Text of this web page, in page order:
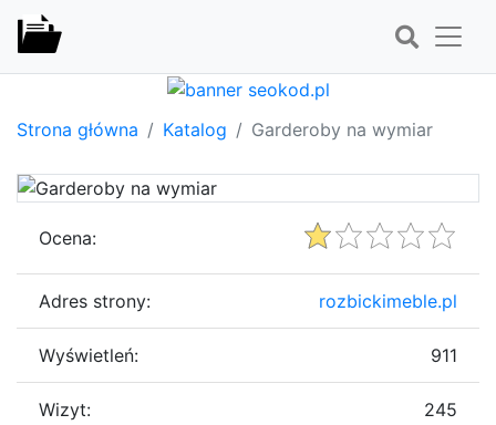
Strona główna Katalog Garderoby na wymiar
Ocena:
Adres strony: rozbickimeble.pl
Wyświetleń: 911
Wizyt: 245